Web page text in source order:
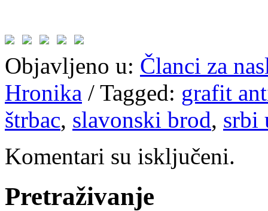
Objavljeno u: Članci za
Hronika / Tagged: grafit
štrbac, slavonski brod, srbi
Komentari su isključeni.
Pretraživanje